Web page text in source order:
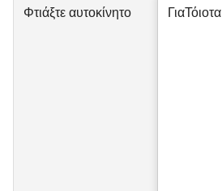
Φτιάξτε αυτοκίνητο ΓιαΤόιοτα